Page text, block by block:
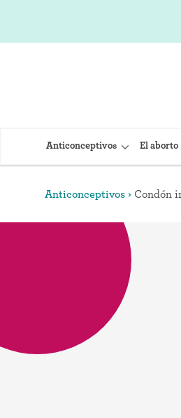
Anticonceptivos El aborto
Anticonceptivos Condón